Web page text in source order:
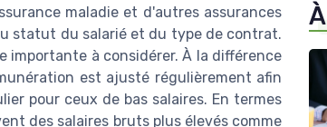
maladie et d'autres assurances
statut du salarié et du type de contrat.
importante à considérer. À la différence
est ajusté régulièrement afin
pour ceux de bas salaires. En termes
des salaires bruts plus élevés comme